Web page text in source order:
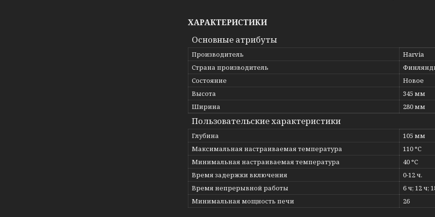
ХАРАКТЕРИСТИКИ
Основные атрибуты
Производитель
Harvia
Страна производитель
Состояние
Новое
Высота
345 мм
Ширина
280 мм
Пользовательские характеристики
Глубина
105 мм
Максимальная настраиваемая температура
110 °C
Минимальная настраиваемая температура
40 °C
Время задержки включения
0-12 ч.
Время непрерывной работы
6 ч; 12 ч;
Минимальная мощность печи
26